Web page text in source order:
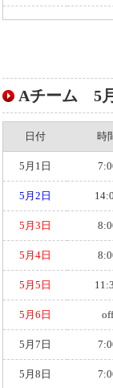
Aチーム 5
日付 時
5月1日
5月2日
5月3日
5月4日
5月5日
5月6日 off
5月7日
5月8日